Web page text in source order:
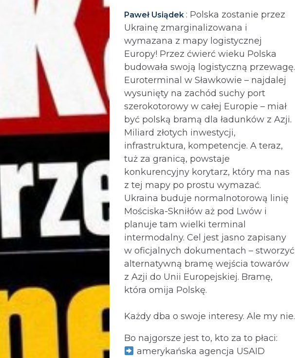
Paweł Usiądek : Polska zostanie przez
Ukrainę zmarginalizowana i
wymazana z mapy logistycznej
Europy! Przez ćwierć wieku Polska
budowała swoją logistyczną przewagę.
Euroterminal w Sławkowie – najdalej
wysunięty na zachód suchy port
szerokotorowy w całej Europie – miał
być polską bramą dla ładunków z Azji.
Miliard złotych inwestycji,
infrastruktura, kompetencje. A teraz,
tuż za granicą, powstaje
konkurencyjny korytarz, który ma nas
z tej mapy po prostu wymazać.
Ukraina buduje normalnotorową linię
Mościska-Skniłów aż pod Lwów i
planuje tam wielki terminal
intermodalny. Cel jest jasno zapisany
w oficjalnych dokumentach – stworzyć
alternatywną bramę wejścia towarów
z Azji do Unii Europejskiej. Bramę,
która omija Polskę.
Każdy dba o swoje interesy. Ale my nie.
Bo najgorsze jest to, kto za to płaci:
amerykańska agencja USAID